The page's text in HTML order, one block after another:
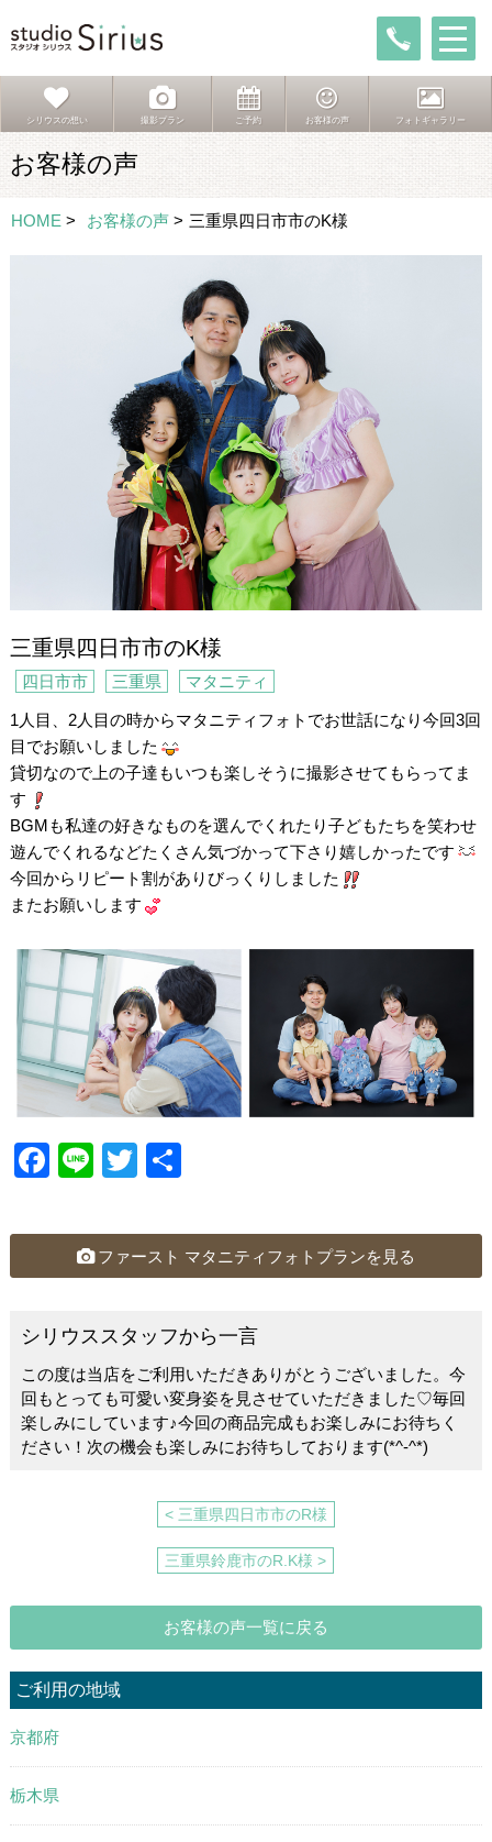
シリウスの想い 撮影プラン ご予約 お客様の声 フォトギャラリー
お客様の声
HOME > お客様の声 > 三重県四日市市のK様
三重県四日市市のK様
四日市市 三重県 マタニティ
1人目、2人目の時からマタニティフォトでお世話になり今回3回
目でお願いしました
貸切なので上の子達もいつも楽しそうに撮影させてもらってま
す
BGMも私達の好きなものを選んでくれたり子どもたちを笑わせ
遊んでくれるなどたくさん気づかって下さり嬉しかったです
今回からリピート割がありびっくりしました
またお願いします
F
c
o
o
k
Li
e
T
tt
er
ファースト マタニティフォトプランを見る
シリウススタッフから一言
この度は当店をご利用いただきありがとうございました。今
回もとっても可愛い変身姿を見させていただきました♡毎回
楽しみにしています♪今回の商品完成もお楽しみにお待ちく
ださい！次の機会も楽しみにお待ちしております(*^-^*)
< 三重県四日市市のR様
三重県鈴鹿市のR.K様 >
お客様の声一覧に戻る
ご利用の地域
京都府
栃木県